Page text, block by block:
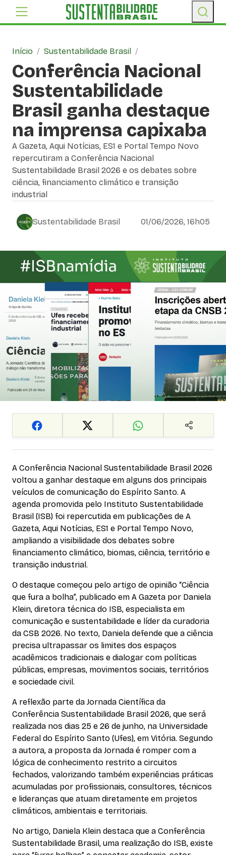
Início / Sustentabilidade Brasil /
Conferência Nacional
Sustentabilidade
Brasil ganha destaque
na imprensa capixaba
A Gazeta, Aqui Notícias, ES1 e Portal Tempo Novo
repercutiram a Conferência Nacional
Sustentabilidade Brasil 2026 e os debates sobre
ciência, financiamento climático e transição
industrial
Sustentabilidade Brasil 01/06/2026, 16h05
A Conferência Nacional Sustentabilidade Brasil 2026
voltou a ganhar destaque em alguns dos principais
veículos de comunicação do Espírito Santo. A
agenda promovida pelo Instituto Sustentabilidade
Brasil (ISB) foi repercutida em publicações de A
Gazeta, Aqui Notícias, ES1 e Portal Tempo Novo,
ampliando a visibilidade dos debates sobre
financiamento climático, biomas, ciência, território e
transição industrial.
O destaque começou pelo artigo de opinião “Ciência
que fura a bolha”, publicado em A Gazeta por Daniela
Klein, diretora técnica do ISB, especialista em
comunicação e sustentabilidade e líder da curadoria
da CSB 2026. No texto, Daniela defende que a ciência
precisa ultrapassar os limites dos espaços
acadêmicos tradicionais e dialogar com políticas
públicas, empresas, movimentos sociais, territórios
e sociedade civil.
A reflexão parte da Jornada Científica da
Conferência Sustentabilidade Brasil 2026, que será
realizada nos dias 25 e 26 de junho, na Universidade
Federal do Espírito Santo (Ufes), em Vitória. Segundo
a autora, a proposta da Jornada é romper com a
lógica de conhecimento restrito a circuitos
fechados, valorizando também experiências práticas
acumuladas por profissionais, consultores, técnicos
e lideranças que atuam diretamente em projetos
climáticos, ambientais e territoriais.
No artigo, Daniela Klein destaca que a Conferência
Sustentabilidade Brasil, uma realização do ISB, existe